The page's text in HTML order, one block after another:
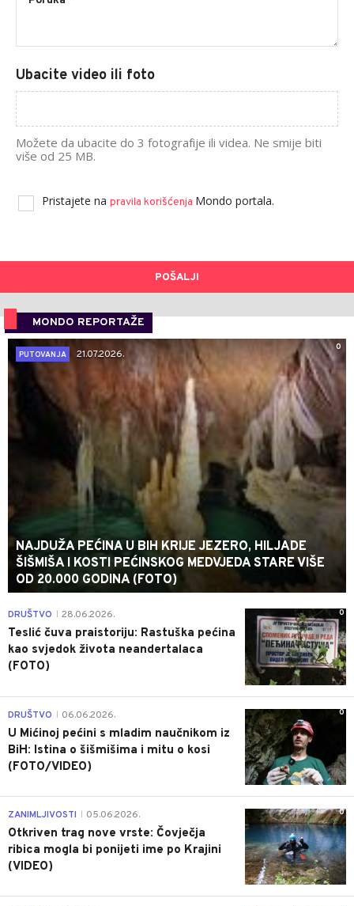
Ubacite video ili foto
Možete da ubacite do 3 fotografije ili videa. Ne smije biti
više od 25 MB.
Pristajete na pravila korišćenja Mondo portala.
POŠALJI
MONDO REPORTAŽE
0
PUTOVANJA
21.07.2026.
NAJDUŽA PEĆINA U BIH KRIJE JEZERO, HILJADE
ŠIŠMIŠA I KOSTI PEĆINSKOG MEDVJEDA STARE VIŠE
OD 20.000 GODINA (FOTO)
0
DRUŠTVO 28.06.2026.
Teslić čuva praistoriju: Rastuška pećina
kao svjedok života neandertalaca
(FOTO)
0
DRUŠTVO 06.06.2026.
U Mićinoj pećini s mladim naučnikom iz
BiH: Istina o šišmišima i mitu o kosi
(FOTO/VIDEO)
0
ZANIMLJIVOSTI 05.06.2026.
Otkriven trag nove vrste: Čovječja
ribica mogla bi ponijeti ime po Krajini
(VIDEO)